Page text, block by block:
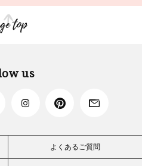
top
us
よくあるご質問